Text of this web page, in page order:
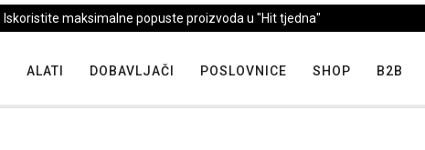
Iskoristite maksimalne popuste proizvoda u "Hit tjedna"
ALATI DOBAVLJAČI POSLOVNICE SHOP B2B